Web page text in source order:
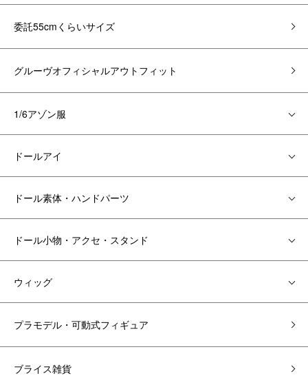
委託55cmくらいサイズ
グルーヴオフィシャルアウトフィット
1/6アゾン服
ドールアイ
ドール素体・ハンドパーツ
ドール小物・アクセ・スタンド
ウィッグ
プラモデル・可動式フィギュア
ブライス雑貨